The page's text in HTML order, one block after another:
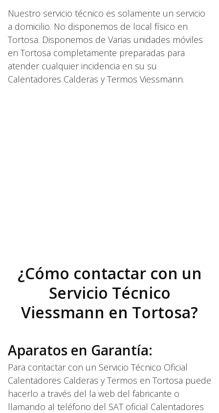
Nuestro servicio técnico es solamente un servicio
a domicilio. No disponemos de local físico en
Tortosa. Disponemos de Varias unidades móviles
en Tortosa completamente preparadas para
atender cualquier incidencia en su su
Calentadores Calderas y Termos Viessmann.
¿Cómo contactar con un
Servicio Técnico
Viessmann en Tortosa?
Aparatos en Garantía:
Para contactar con un Servicio Técnico Oficial
Calentadores Calderas y Termos en Tortosa puede
hacerlo a través del la web del fabricante o
llamando al teléfono del SAT oficial Calentadores